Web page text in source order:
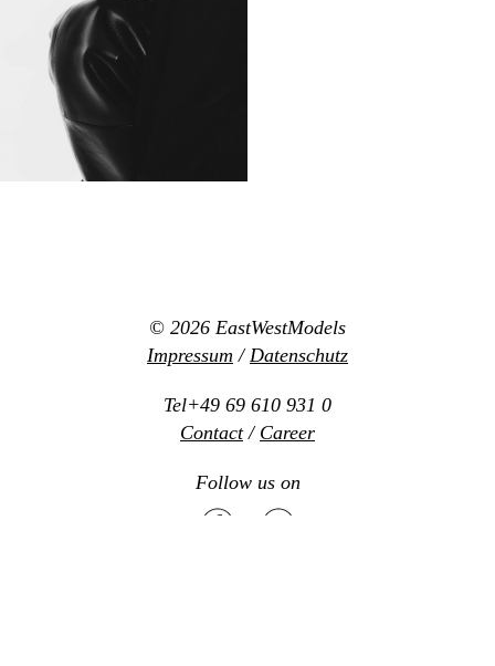
© 2026 EastWestModels
Impressum / Datenschutz
Tel+49 69 610 931 0
Contact/ Career
Follow us on